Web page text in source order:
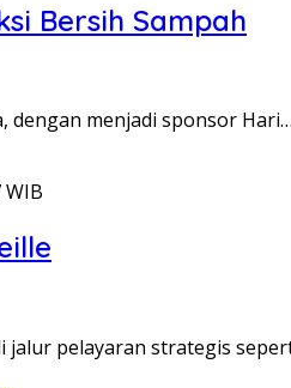
Bersih Sampah
dengan menjadi sponsor Hari…
WIB
jalur pelayaran strategis